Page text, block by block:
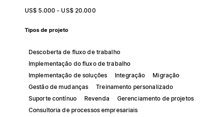
US$ 5.000 - US$ 20.000
Tipos de projeto
Descoberta de fluxo de trabalho
Implementação do fluxo de trabalho
Implementação de soluções
Integração
Migração
Gestão de mudanças
Treinamento personalizado
Suporte contínuo
Revenda
Gerenciamento de projetos
Consultoria de processos empresariais